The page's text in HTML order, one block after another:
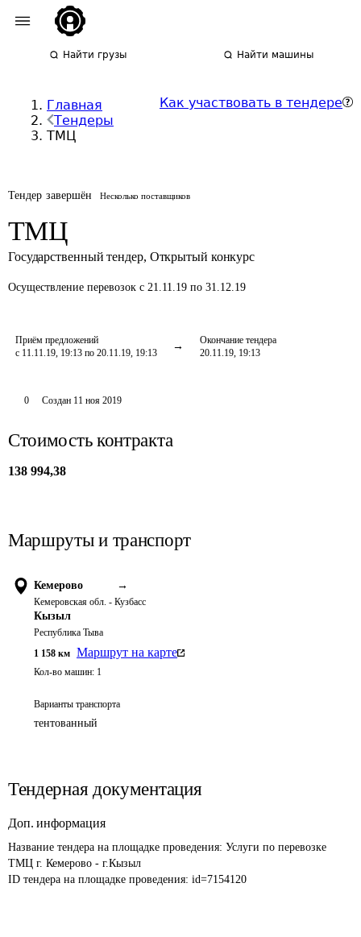
Найти грузы Найти машины
Главная
Тендеры
ТМЦ
Как участвовать в тендере
Тендер завершён Несколько поставщиков
ТМЦ
Государственный тендер, Открытый конкурс
Осуществление перевозок с 21.11.19 по 31.12.19
Приём предложений
с 11.11.19, 19:13 по 20.11.19, 19:13
Окончание тендера
20.11.19, 19:13
0 Создан 11 ноя 2019
Стоимость контракта
138 994,38
Маршруты и транспорт
Кемерово →
Кемеровская обл. - Кузбасс
Кызыл
Республика Тыва
1 158 км Маршрут на карте
Кол-во машин: 1
Варианты транспорта
тентованный
Тендерная документация
Доп. информация
Название тендера на площадке проведения: Услуги по перевозке
ТМЦ г. Кемерово - г.Кызыл
ID тендера на площадке проведения: id=7154120